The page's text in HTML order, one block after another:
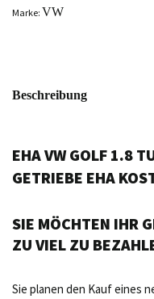
Marke: VW
Beschreibung
EHA VW GOLF 1.8
GETRIEBE EHA
SIE MÖCHTEN IHR
ZU VIEL ZU
Sie planen den Kauf eines